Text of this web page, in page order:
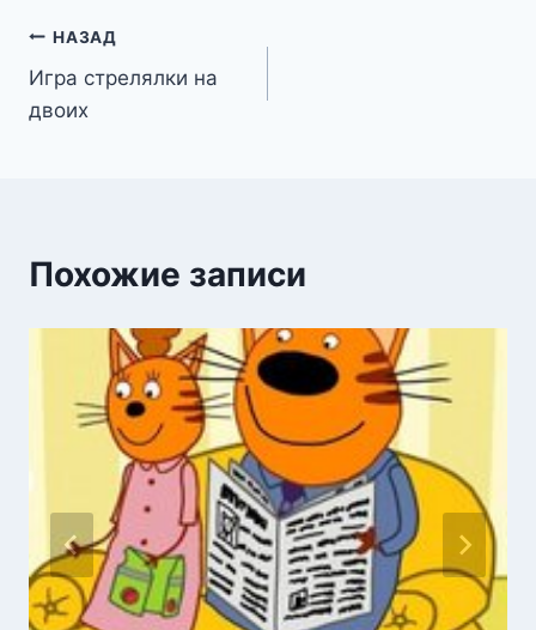
Навигация
по
НАЗАД
Игра стрелялки на
двоих
Похожие записи